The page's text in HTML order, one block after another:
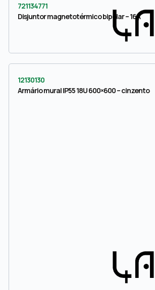
721134771
Disjuntor magnetotérmico bipolar – 16A
12130130
Armário mural IP55 18U 600×600 – cinzento